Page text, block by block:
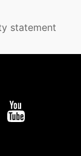
statement